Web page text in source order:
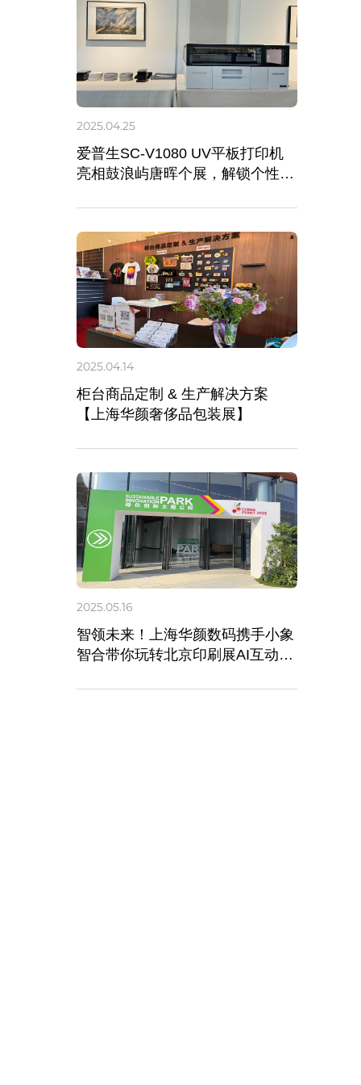
2025.04.25
爱普生SC-V1080 UV平板打印机
亮相鼓浪屿唐晖个展，解锁个性化
2025.04.14
柜台商品定制 & 生产解决方案
【上海华颜奢侈品包装展】
2025.05.16
智领未来！上海华颜数码携手小象
智合带你玩转北京印刷展AI互动专